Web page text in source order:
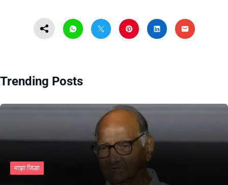
Trending Posts
माझा जिल्हा